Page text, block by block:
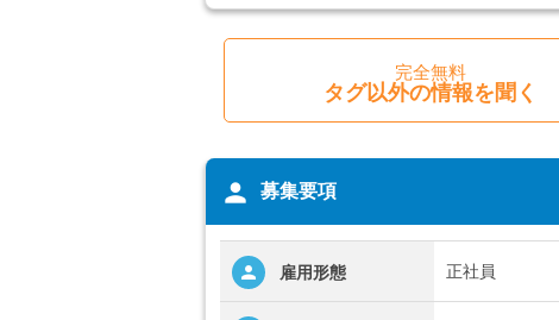
完全無料
タグ以外の情報を聞く
person 募集要項
雇用形態 正社員